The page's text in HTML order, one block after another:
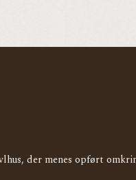
der menes opført